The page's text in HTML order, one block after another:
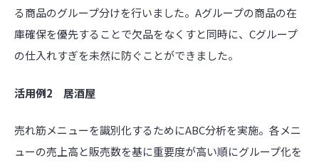
る商品のグループ分けを行いました。Aグループの商品の在
庫確保を優先することで欠品をなくすと同時に、Cグループ
の仕入れすぎを未然に防ぐことができました。
活用例2 居酒屋
売れ筋メニューを識別化するためにABC分析を実施。各メニ
ューの売上高と販売数を基に重要度が高い順にグループ化を